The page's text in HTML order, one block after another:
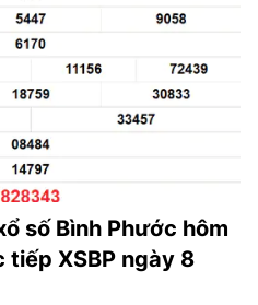
số Bình Phước hôm
XSBP ngày 8